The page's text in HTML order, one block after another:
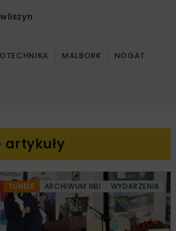
MALBORK
NOGAT
artykuły
TUNELE ARCHIWUM NBI WYDARZENIA